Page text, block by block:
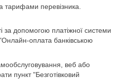
тарифами перевізника.
за допомогою платіжної системи
оплата банківською
веб або
пункт "Безготівковий